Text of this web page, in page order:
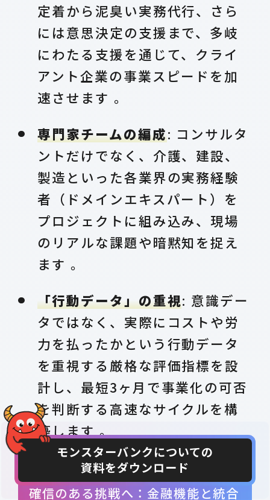
モンスターバンクについての
資料をダウンロード
CONTACT DOWNLOAD
定着から泥臭い実務代行、さら
には意思決定の支援まで、多岐
にわたる支援を通じて、クライ
アント企業の事業スピードを加
速させます 。
専門家チームの編成: コンサルタ
ントだけでなく、介護、建設、
製造といった各業界の実務経験
者（ドメインエキスパート）を
プロジェクトに組み込み、現場
のリアルな課題や暗黙知を捉え
ます 。
「行動データ」の重視: 意識デー
タではなく、実際にコストや労
力を払ったかという行動データ
を重視する厳格な評価指標を設
計し、最短3ヶ月で事業化の可否
を判断する高速なサイクルを構
築します 。
確信のある挑戦へ：金融機能と統合